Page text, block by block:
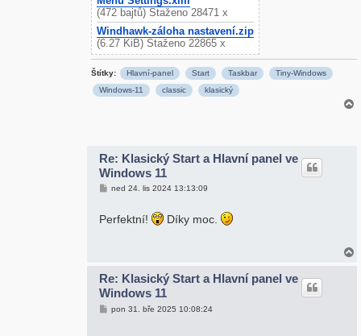
(472 bajtů) Staženo 28471 x
Windhawk-záloha nastavení.zip
(6.27 KiB) Staženo 22865 x
Štítky: Hlavní-panel Start Taskbar
Tiny-Windows
Windows-11
classic klasický
Re: Klasický Start a Hlavní panel ve
Windows 11
P
s
p
ned 24. lis 2024 13:13:09
Perfektní! Díky moc.
Re: Klasický Start a Hlavní panel ve
Windows 11
Ppon 31. bře 2025 10:08:24